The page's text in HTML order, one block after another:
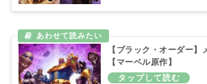
【ブラック・オーダー
【マーベル原作】